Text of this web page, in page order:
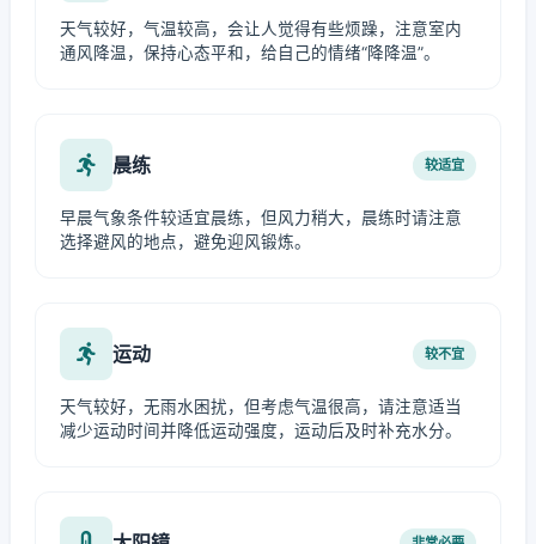
天气较好，气温较高，会让人觉得有些烦躁，注意室内
通风降温，保持心态平和，给自己的情绪“降降温”。
晨练 较适宜
早晨气象条件较适宜晨练，但风力稍大，晨练时请注意
选择避风的地点，避免迎风锻炼。
运动 较不宜
天气较好，无雨水困扰，但考虑气温很高，请注意适当
减少运动时间并降低运动强度，运动后及时补充水分。